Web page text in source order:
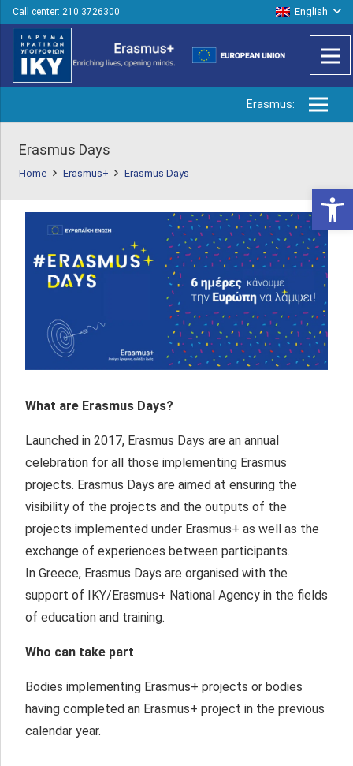
Call center: 210 3726300 English
Erasmus:
Erasmus Days
Home Erasmus+ Erasmus Days
What are Erasmus Days?
Launched in 2017, Erasmus Days are an annual
celebration for all those implementing Erasmus
projects. Erasmus Days are aimed at ensuring the
visibility of the projects and the outputs of the
projects implemented under Erasmus+ as well as the
exchange of experiences between participants.
In Greece, Erasmus Days are organised with the
support of IKY/Erasmus+ National Agency in the fields
of education and training.
Who can take part
Bodies implementing Erasmus+ projects or bodies
having completed an Erasmus+ project in the previous
calendar year.